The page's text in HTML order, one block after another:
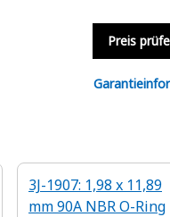
Preis
3J-1907: 1,98 x 11,89
mm 90A NBR O-Ring